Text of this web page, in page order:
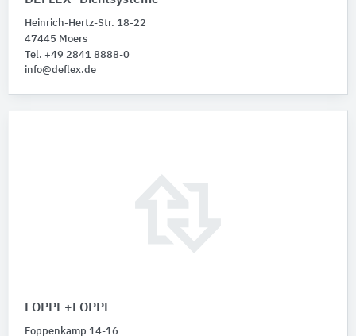
Heinrich-Hertz-Str. 18-22
47445 Moers
Tel. +49 2841 8888-0
info@deflex.de
FOPPE+FOPPE
Foppenkamp 14-16